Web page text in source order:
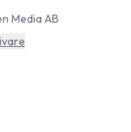
Media AB